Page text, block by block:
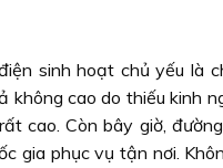
sinh hoạt chủ yếu là
cao do thiếu kinh
cao. Còn bây giờ,
gia phục vụ tận nơi.